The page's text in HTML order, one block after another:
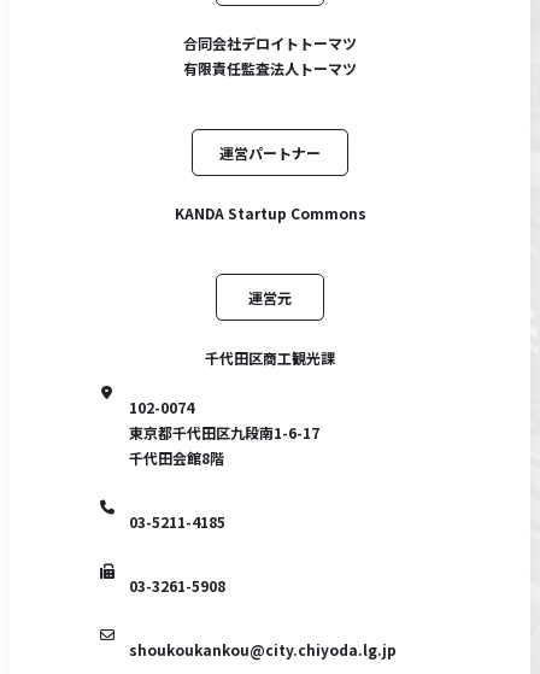
合同会社デロイトトーマツ
有限責任監査法人トーマツ
運営パートナー
KANDA Startup Commons
運営元
千代田区商工観光課
102-0074
東京都千代田区九段南1-6-17
千代田会館8階
03-5211-4185
03-3261-5908
shoukoukankou@city.chiyoda.lg.jp